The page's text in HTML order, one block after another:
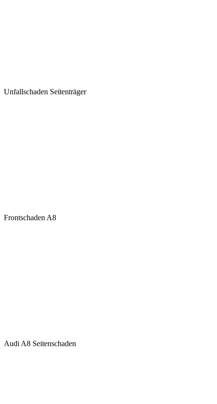
Unfallschaden Seitenträger
Frontschaden A8
Audi A8 Seitenschaden